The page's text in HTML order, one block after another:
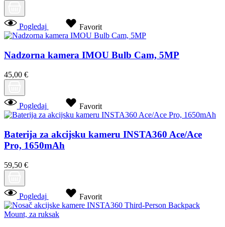
Pogledaj Favorit
Nadzorna kamera IMOU Bulb Cam, 5MP
45,00 €
Pogledaj Favorit
Baterija za akcijsku kameru INSTA360 Ace/Ace
Pro, 1650mAh
59,50 €
Pogledaj Favorit